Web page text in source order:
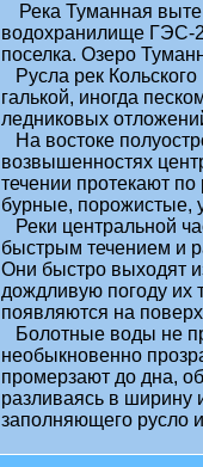
Река Туманная
водохранилище ГЭС-2
поселка. Озеро
Русла рек
галькой, иногда
ледниковых
На востоке
возвышенностях
течении протекают
бурные, порожистые,
Реки центральной
быстрым течением и
Они быстро выходят
дождливую погоду их
появляются на
Болотные воды не
необыкновенно
промерзают до дна,
разливаясь в ширину
заполняющего русло